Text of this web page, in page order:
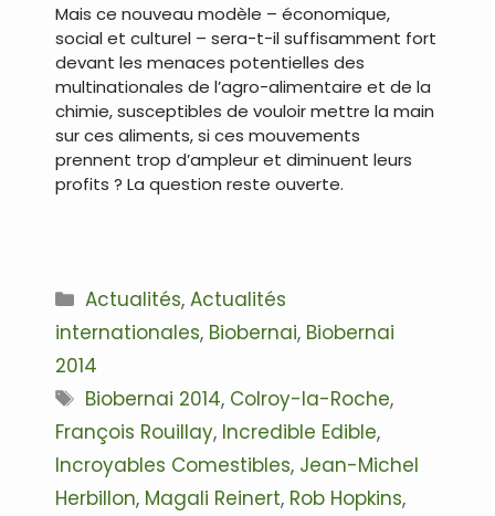
Mais ce nouveau modèle – économique,
social et culturel – sera-t-il suffisamment fort
devant les menaces potentielles des
multinationales de l’agro-alimentaire et de la
chimie, susceptibles de vouloir mettre la main
sur ces aliments, si ces mouvements
prennent trop d’ampleur et diminuent leurs
profits ? La question reste ouverte.
Catégories
Actualités,Actualités
internationales, Biobernai, Biobernai
2014
Étiquettes
Biobernai 2014, Colroy-la-Roche,
François Rouillay, Incredible Edible,
Incroyables Comestibles, Jean-Michel
Herbillon, Magali Reinert, Rob Hopkins,